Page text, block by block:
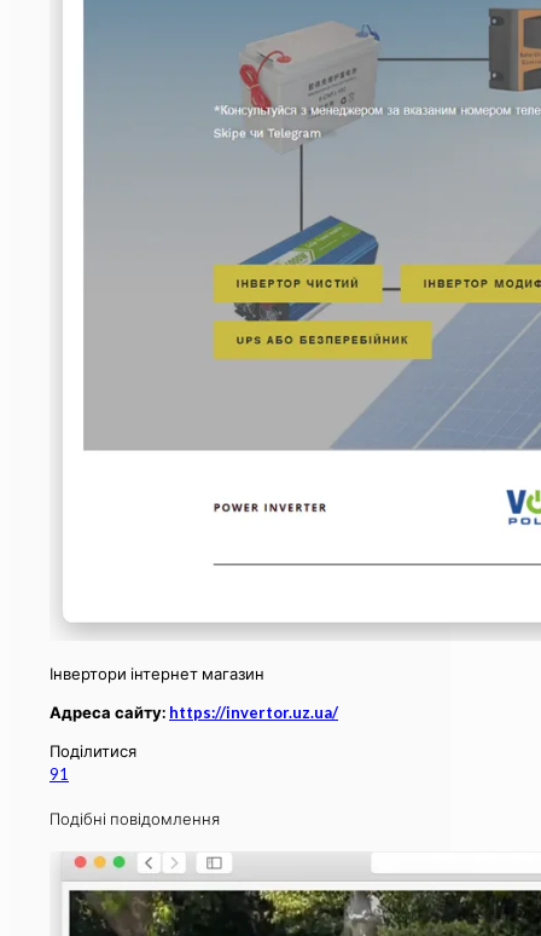
Інвертори інтернет магазин
Адреса сайту: https://invertor.uz.ua/
Поділитися
91
Подібні повідомлення